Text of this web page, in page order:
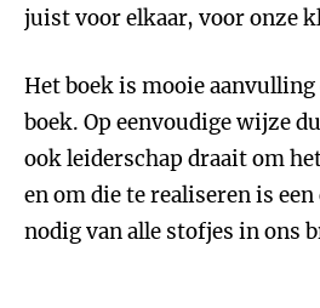
juist voor elkaar, voor onze
Het boek is mooie aanvulling
boek. Op eenvoudige wijze
ook leiderschap draait om
en om die te realiseren is
nodig van alle stofjes in ons